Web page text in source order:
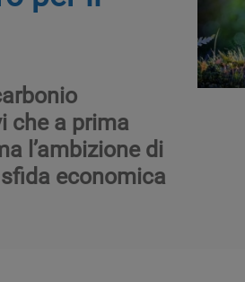
che a prima
l’ambizione di
economica